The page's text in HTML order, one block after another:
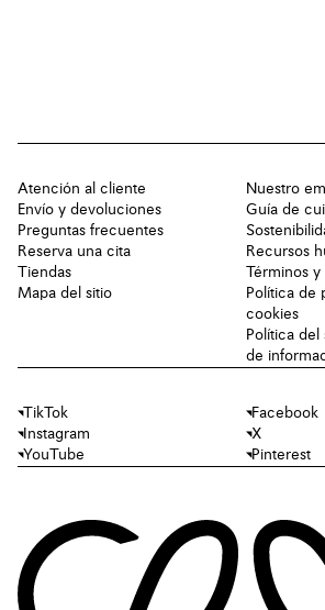
Atención al cliente
Envío y devoluciones
Preguntas frecuentes
Reserva una cita
Tiendas
Mapa del sitio
Nuestro
Guía de
Recursos
Términos
Política de
cookies
Política del
de
TikTok
Facebook
Instagram
X
YouTube
Pinterest